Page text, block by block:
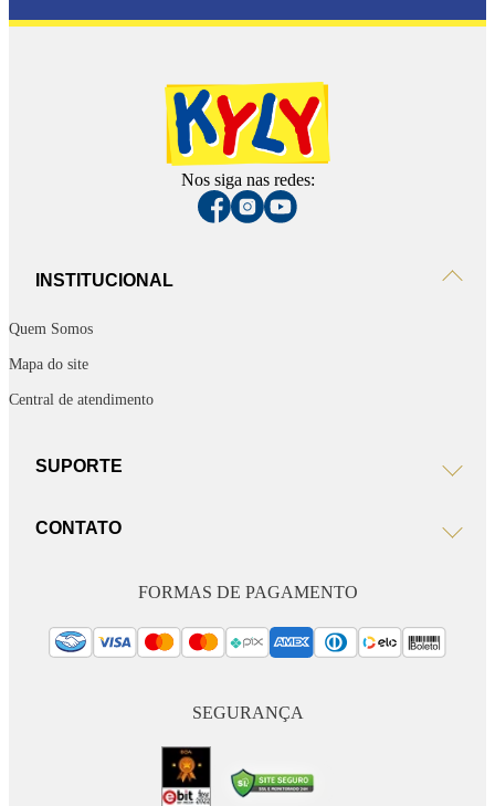
Nos siga nas redes:
INSTITUCIONAL
Quem Somos
Mapa do site
Central de atendimento
SUPORTE
CONTATO
FORMAS DE PAGAMENTO
SEGURANÇA